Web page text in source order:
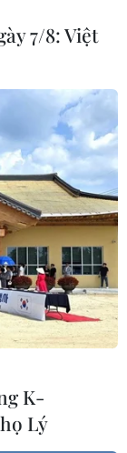
đâm vào
Đồng Xoài, tỉnh
tự đâm liên
khiến cả
7/8: Việt
K-
Lý